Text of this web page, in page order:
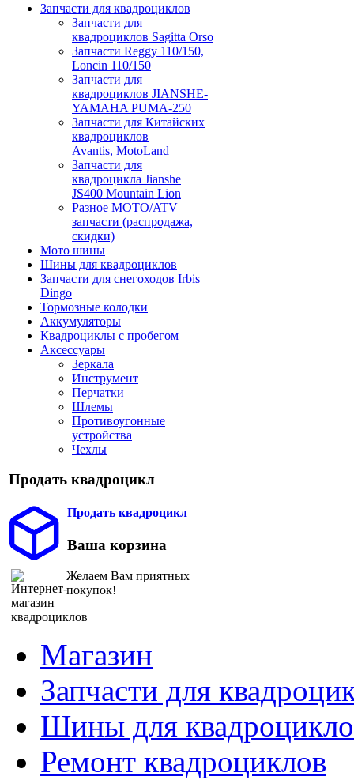
Запчасти для квадроциклов
Запчасти для
квадроциклов Sagitta Orso
Запчасти Reggy 110/150,
Loncin 110/150
Запчасти для
квадроциклов JIANSHE-
YAMAHA PUMA-250
Запчасти для Китайских
квадроциклов
Avantis, MotoLand
Запчасти для
квадроцикла Jianshe
JS400 Mountain Lion
Разное МОТО/ATV
запчасти (распродажа,
скидки)
Мото шины
Шины для квадроциклов
Запчасти для снегоходов Irbis
Dingo
Тормозные колодки
Аккумуляторы
Квадроциклы с пробегом
Аксессуары
Зеркала
Инструмент
Перчатки
Шлемы
Противоугонные
устройства
Чехлы
Продать квадроцикл
Продать квадроцикл
Ваша корзина
Желаем Вам приятных
покупок!
Магазин
Запчасти для
Шины для
Ремонт квадроциклов